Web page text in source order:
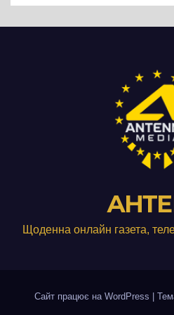
Щоденна онлайн газета,
Сайт працює на WordPress